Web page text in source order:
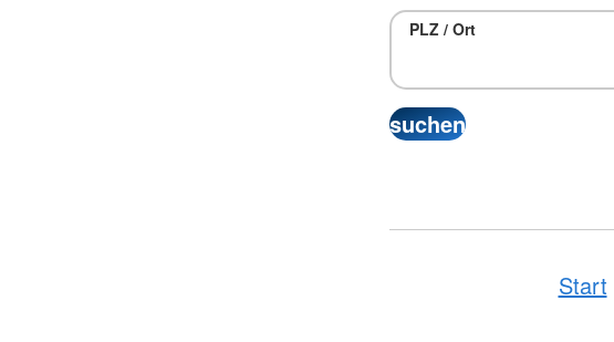
PLZ / Ort
Start